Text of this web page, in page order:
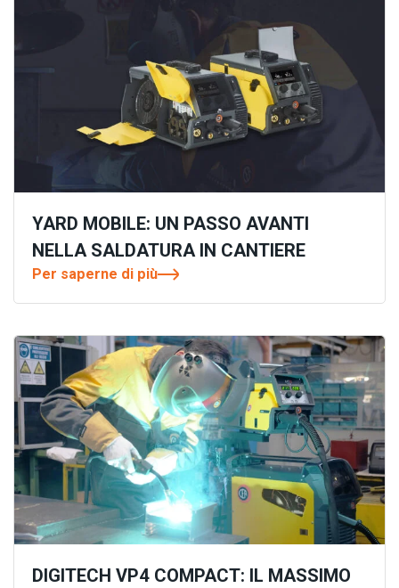
YARD MOBILE: UN PASSO AVANTI
NELLA SALDATURA IN CANTIERE
Per saperne di più
DIGITECH VP4 COMPACT: IL MASSIMO